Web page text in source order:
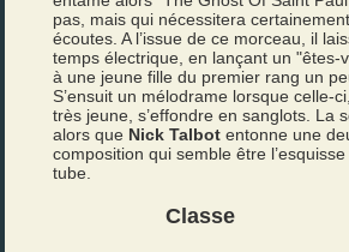
pas, mais qui nécessitera
écoutes. A l’issue de ce morceau, il
temps électrique, en lançant un "êtes-
à une jeune fille du premier rang un
S’ensuit un mélodrame lorsque celle-
très jeune, s’effondre en sanglots. La
alors que Nick Talbot entonne une
composition qui semble être l’esquisse
tube.
Classe